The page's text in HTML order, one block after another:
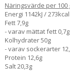
Näringsvärde per 100
Energi 1142kJ / 273kcal
Fett 7,9g
- varav mättat fett 0,7g
Kolhydrater 50g
- varav sockerarter
Protein 12,6g
Salt 20,3g